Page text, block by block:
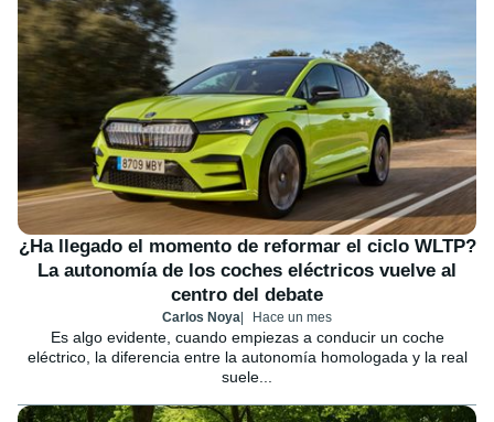
¿Ha llegado el momento de reformar el ciclo WLTP?
La autonomía de los coches eléctricos vuelve al
centro del debate
Carlos Noya Hace un mes
Es algo evidente, cuando empiezas a conducir un coche
eléctrico, la diferencia entre la autonomía homologada y la real
suele...